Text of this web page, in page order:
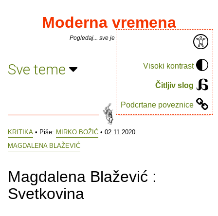
Visoki kontrast
Čitljiv slog
Podcrtane poveznice
Moderna vremena
Pogledaj... sve je puno knjiga.
Sve teme
KRITIKA • Piše: MIRKO BOŽIĆ • 02.11.2020.
MAGDALENA BLAŽEVIĆ
Magdalena Blažević :
Svetkovina